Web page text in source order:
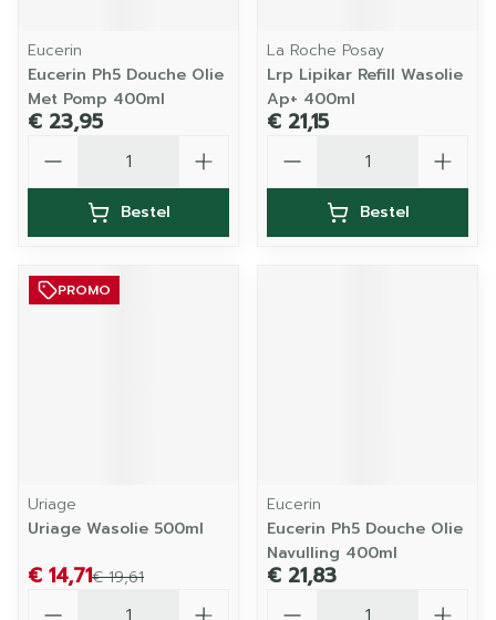
Eucerin
Eucerin Ph5 Douche Olie
Met Pomp 400ml
€ 23,95
Bestel
La Roche Posay
Lrp Lipikar Refill Wasolie
Ap+ 400ml
€ 21,15
Bestel
PROMO
Uriage
Uriage Wasolie 500ml
€ 19,61
€ 14,71
Eucerin
Eucerin Ph5 Douche Olie
Navulling 400ml
€ 21,83